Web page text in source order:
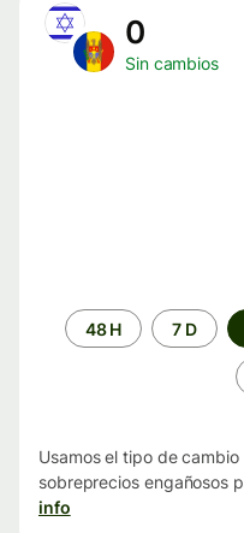
0
Sin cambios
Periodo48 H 7 D
Usamos el tipo de
sobreprecios engañosos
info